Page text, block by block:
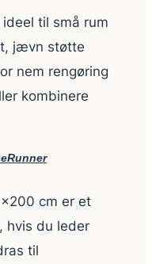
til små rum
jævn støtte
nem rengøring
kombinere
cm er et
hvis du leder
til